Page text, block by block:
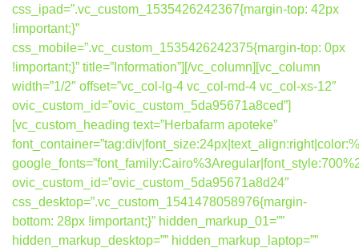
css_ipad=”.vc_custom_1535426242367{margin-top: 42px
!important;}”
css_mobile=”.vc_custom_1535426242375{margin-top: 0px
!important;}” title=”Information”][/vc_column][vc_column
width=”1/2″ offset=”vc_col-lg-4 vc_col-md-4 vc_col-xs-12″
ovic_custom_id=”ovic_custom_5da95671a8ced”]
[vc_custom_heading text=”Herbafarm apoteke”
ovic_custom_id=”ovic_custom_5da95671a8d24″
css_desktop=”.vc_custom_1541478058976{margin-
bottom: 28px !important;}” hidden_markup_01=””
hidden_markup_desktop=”” hidden_markup_laptop=””